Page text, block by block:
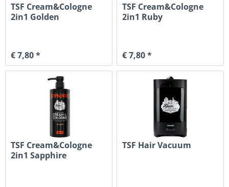
TSF Cream&Cologne
2in1 Golden
€ 7,80 *
TSF Cream&Cologne
2in1 Ruby
€ 7,80 *
TSF Cream&Cologne
2in1 Sapphire
TSF Hair Vacuum